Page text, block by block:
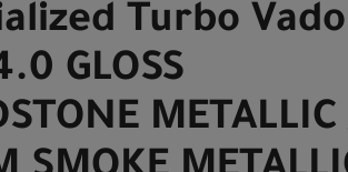
Turbo
GLOSS